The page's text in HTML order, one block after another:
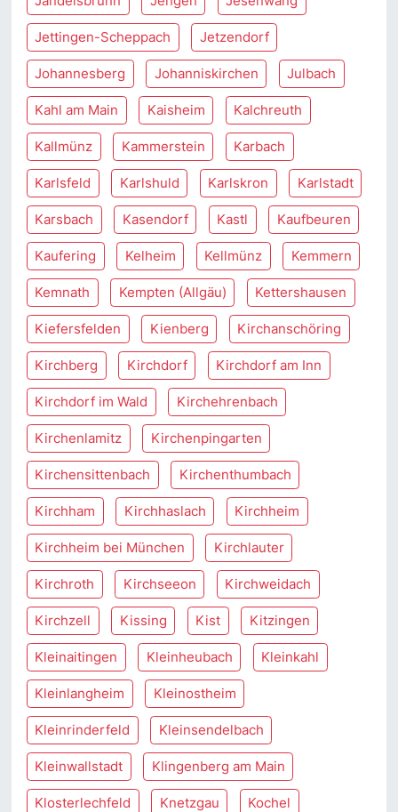
Jettingen-Scheppach Jetzendorf
Johannesberg Johanniskirchen Julbach
Kahl am Main Kaisheim Kalchreuth
Kallmünz Kammerstein Karbach
Karlsfeld Karlshuld Karlskron Karlstadt
Karsbach Kasendorf Kastl Kaufbeuren
Kaufering Kelheim Kellmünz Kemmern
Kemnath Kempten (Allgäu) Kettershausen
Kiefersfelden Kienberg Kirchanschöring
Kirchberg Kirchdorf Kirchdorf am Inn
Kirchdorf im Wald Kirchehrenbach
Kirchenlamitz Kirchenpingarten
Kirchensittenbach Kirchenthumbach
Kirchham Kirchhaslach Kirchheim
Kirchheim bei München Kirchlauter
Kirchroth Kirchseeon Kirchweidach
Kirchzell Kissing Kist Kitzingen
Kleinaitingen Kleinheubach Kleinkahl
Kleinlangheim Kleinostheim
Kleinrinderfeld Kleinsendelbach
Kleinwallstadt Klingenberg am Main
Klosterlechfeld Knetzgau Kochel